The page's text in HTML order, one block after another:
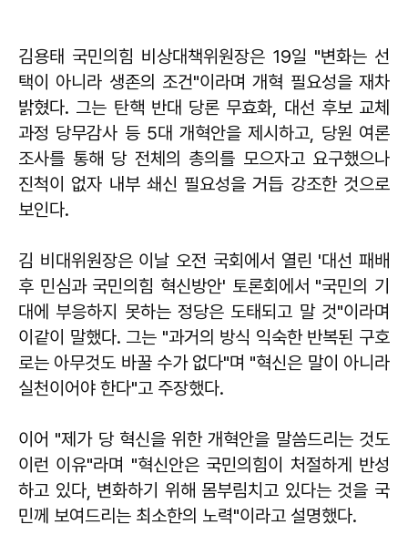
김용태 국민의힘 비상대책위원장은 19일 "변화는 선
택이 아니라 생존의 조건"이라며 개혁 필요성을 재차
밝혔다. 그는 탄핵 반대 당론 무효화, 대선 후보 교체
과정 당무감사 등 5대 개혁안을 제시하고, 당원 여론
조사를 통해 당 전체의 총의를 모으자고 요구했으나
진척이 없자 내부 쇄신 필요성을 거듭 강조한 것으로
보인다.
김 비대위원장은 이날 오전 국회에서 열린 '대선 패배
후 민심과 국민의힘 혁신방안' 토론회에서 "국민의 기
대에 부응하지 못하는 정당은 도태되고 말 것"이라며
이같이 말했다. 그는 "과거의 방식 익숙한 반복된 구호
로는 아무것도 바꿀 수가 없다"며 "혁신은 말이 아니라
실천이어야 한다"고 주장했다.
이어 "제가 당 혁신을 위한 개혁안을 말씀드리는 것도
이런 이유"라며 "혁신안은 국민의힘이 처절하게 반성
하고 있다, 변화하기 위해 몸부림치고 있다는 것을 국
민께 보여드리는 최소한의 노력"이라고 설명했다.